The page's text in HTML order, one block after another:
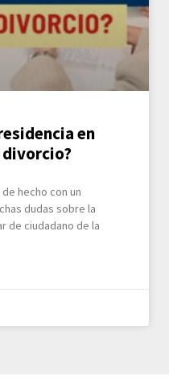
en
divorcio?
hecho con un
dudas sobre la
de ciudadano de la